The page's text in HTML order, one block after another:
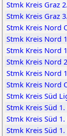
Stmk Kreis Graz
Stmk Kreis Graz
Stmk Kreis Nord
Stmk Kreis Nord
Stmk Kreis Nord
Stmk Kreis Nord
Stmk Kreis Nord
Stmk Kreis Nord
Stmk Kreis Süd
Stmk Kreis Süd 1.
Stmk Kreis Süd
Stmk Kreis Süd